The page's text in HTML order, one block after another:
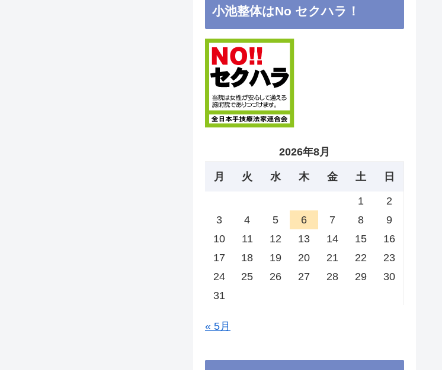
小池整体はNo セクハラ！
2026年8月
月 火 水 木 金 土 日
1
2
3
4 5 6 7 8
9
10
11 12 13 14 15
16
17
18 19 20 21 22
23
24
25 26 27 28 29
30
31
« 5月